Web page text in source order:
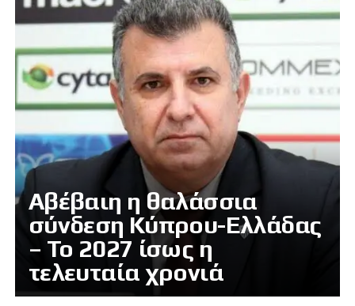
Αβέβαιη η θαλάσσια
σύνδεση Κύπρου-Ελλάδας
– Το 2027 ίσως η
τελευταία χρονιά